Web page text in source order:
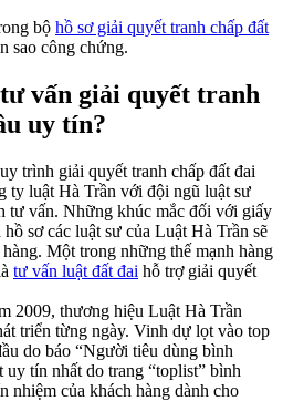
bộ hồ sơ giải quyết tranh chấp đất
sao công chứng.
vấn giải quyết tranh
uy tín?
trình giải quyết tranh chấp đất đai
ty luật Hà Trần với đội ngũ luật sư
tư vấn. Những khúc mắc đối với giấy
sơ các luật sư của Luật Hà Trần sẽ
Một trong những thế mạnh hàng
tư vấn luật đất đai hỗ trợ giải quyết
2009, thương hiệu Luật Hà Trần
triển từng ngày. Vinh dự lọt vào top
do báo “Người tiêu dùng bình
tín nhất do trang “toplist” bình
nhiệm của khách hàng dành cho